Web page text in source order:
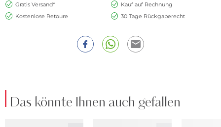
Gratis Versand*
Kauf auf Rechnung
Kostenlose Retoure
30 Tage Rückgaberecht
Das könnte Ihnen auch gefallen